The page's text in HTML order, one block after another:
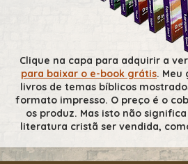
Clique na capa para adquirir a
para baixar o e-book grátis. Meu
livros de temas bíblicos
formato impresso. O preço é o
os produz. Mas isto não
literatura cristã ser vendida,